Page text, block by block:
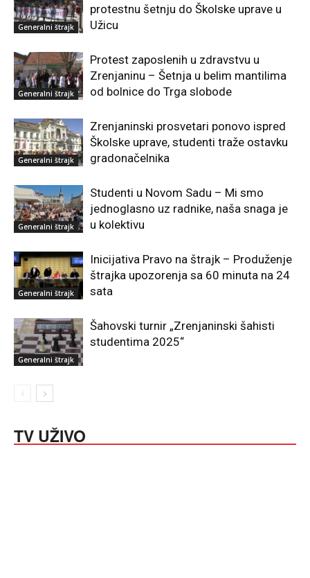
Generalni štrajk
protestnu šetnju do Školske uprave u
Užicu
Generalni štrajk
Protest zaposlenih u zdravstvu u
Zrenjaninu – Šetnja u belim mantilima
od bolnice do Trga slobode
Generalni štrajk
Zrenjaninski prosvetari ponovo ispred
Školske uprave, studenti traže ostavku
gradonačelnika
Generalni štrajk
Studenti u Novom Sadu – Mi smo
jednoglasno uz radnike, naša snaga je
u kolektivu
Generalni štrajk
Inicijativa Pravo na štrajk – Produženje
štrajka upozorenja sa 60 minuta na 24
sata
Generalni štrajk
Šahovski turnir „Zrenjaninski šahisti
studentima 2025“
TV UŽIVO